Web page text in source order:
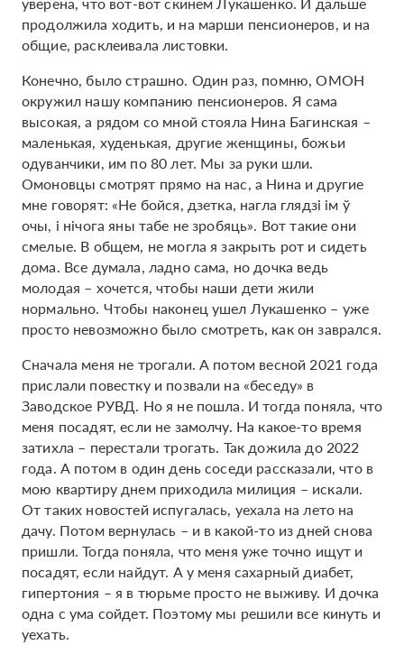
продолжила ходить, и на марши пенсионеров, и на
общие, расклеивала листовки.
Конечно, было страшно. Один раз, помню, ОМОН
окружил нашу компанию пенсионеров. Я сама
высокая, а рядом со мной стояла Нина Багинская –
маленькая, худенькая, другие женщины, божьи
одуванчики, им по 80 лет. Мы за руки шли.
Омоновцы смотрят прямо на нас, а Нина и другие
мне говорят: «Не бойся, дзетка, нагла глядзі ім ў
очы, і нічога яны табе не зробяць». Вот такие они
смелые. В общем, не могла я закрыть рот и сидеть
дома. Все думала, ладно сама, но дочка ведь
молодая – хочется, чтобы наши дети жили
нормально. Чтобы наконец ушел Лукашенко – уже
просто невозможно было смотреть, как он заврался.
Сначала меня не трогали. А потом весной 2021 года
прислали повестку и позвали на «беседу» в
Заводское РУВД. Но я не пошла. И тогда поняла, что
меня посадят, если не замолчу. На какое-то время
затихла – перестали трогать. Так дожила до 2022
года. А потом в один день соседи рассказали, что в
мою квартиру днем приходила милиция – искали.
От таких новостей испугалась, уехала на лето на
дачу. Потом вернулась – и в какой-то из дней снова
пришли. Тогда поняла, что меня уже точно ищут и
посадят, если найдут. А у меня сахарный диабет,
гипертония – я в тюрьме просто не выживу. И дочка
одна с ума сойдет. Поэтому мы решили все кинуть и
уехать.